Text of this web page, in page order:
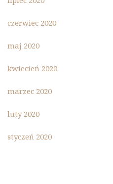
czerwiec 2020
maj 2020
kwiecień 2020
marzec 2020
luty 2020
styczeń 2020